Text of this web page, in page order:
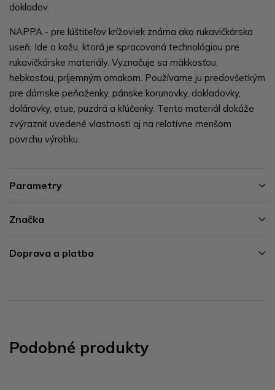
dokladov.
NAPPA - pre lúštiteľov krížoviek známa ako rukavičkárska
useň. Ide o kožu, ktorá je spracovaná technológiou pre
rukavičkárske materiály. Vyznačuje sa mäkkosťou,
hebkosťou, príjemným omakom. Používame ju predovšetkým
pre dámske peňaženky, pánske korunovky, dokladovky,
dolárovky, etue, puzdrá a kľúčenky. Tento materiál dokáže
zvýrazniť uvedené vlastnosti aj na relatívne menšom
povrchu výrobku.
Parametry
Značka
Doprava a platba
Podobné produkty